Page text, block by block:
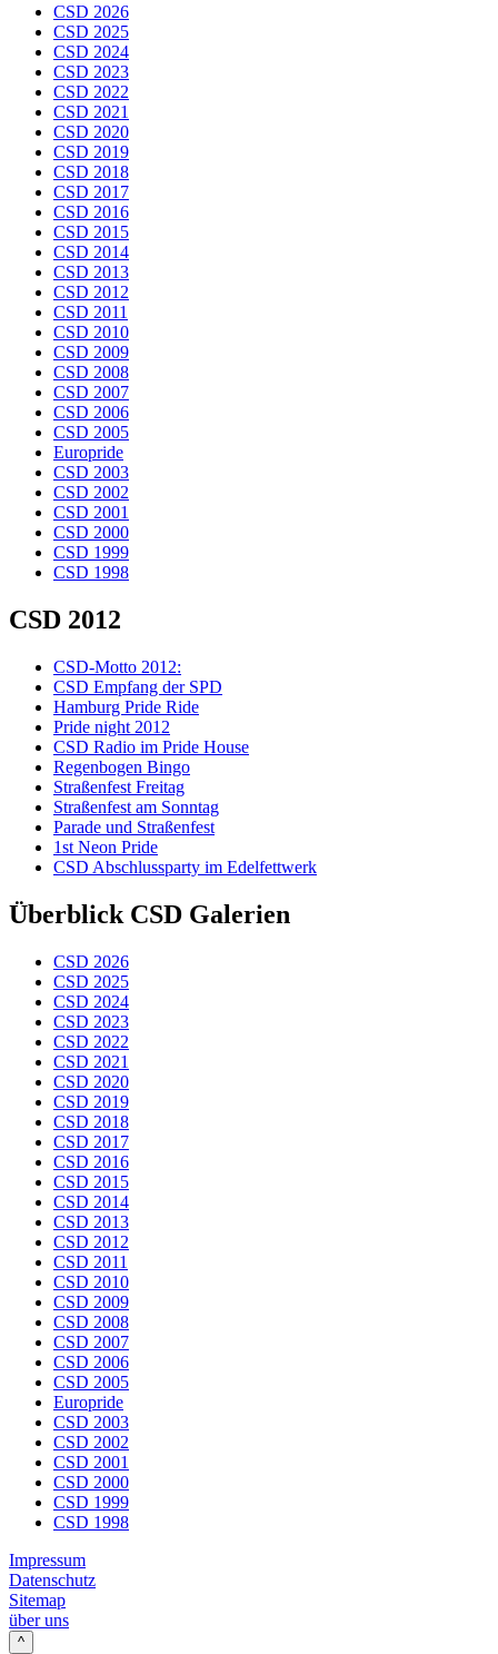
CSD 2026
CSD 2025
CSD 2024
CSD 2023
CSD 2022
CSD 2021
CSD 2020
CSD 2019
CSD 2018
CSD 2017
CSD 2016
CSD 2015
CSD 2014
CSD 2013
CSD 2012
CSD 2011
CSD 2010
CSD 2009
CSD 2008
CSD 2007
CSD 2006
CSD 2005
Europride
CSD 2003
CSD 2002
CSD 2001
CSD 2000
CSD 1999
CSD 1998
CSD 2012
CSD-Motto 2012:
CSD Empfang der SPD
Hamburg Pride Ride
Pride night 2012
CSD Radio im Pride House
Regenbogen Bingo
Straßenfest Freitag
Straßenfest am Sonntag
Parade und Straßenfest
1st Neon Pride
CSD Abschlussparty im Edelfettwerk
Überblick CSD Galerien
CSD 2026
CSD 2025
CSD 2024
CSD 2023
CSD 2022
CSD 2021
CSD 2020
CSD 2019
CSD 2018
CSD 2017
CSD 2016
CSD 2015
CSD 2014
CSD 2013
CSD 2012
CSD 2011
CSD 2010
CSD 2009
CSD 2008
CSD 2007
CSD 2006
CSD 2005
Europride
CSD 2003
CSD 2002
CSD 2001
CSD 2000
CSD 1999
CSD 1998
Impressum
Datenschutz
Sitemap
über uns
^